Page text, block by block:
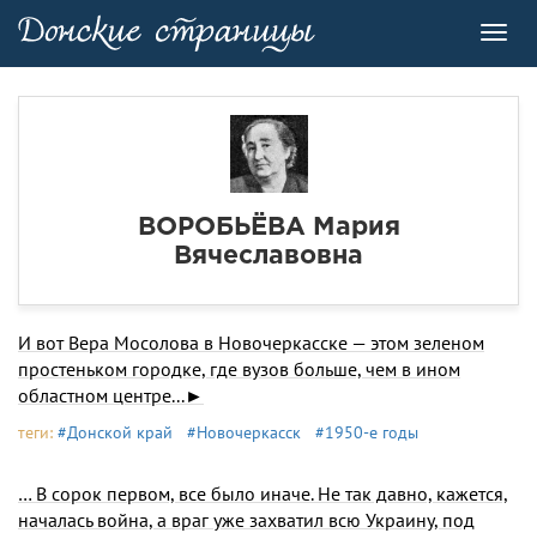
ВОРОБЬЁВА Мария
Вячеславовна
И вот Вера Мосолова в Новочеркасске — этом зеленом
простеньком городке, где вузов больше, чем в ином
областном центре...►
теги: #Донской край #Новочеркасск #1950-е годы
… В сорок первом, все было иначе. Не так давно, кажется,
началась война, а враг уже захватил всю Украину, под